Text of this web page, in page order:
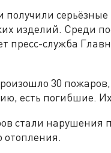
получили
изделий. Среди
пресс-служба
30
есть погибшие.
стали нарушения
отопления.